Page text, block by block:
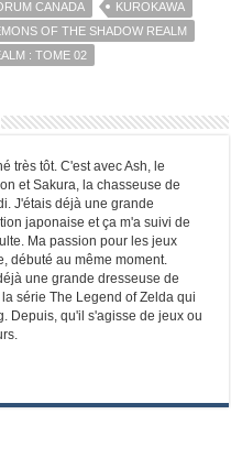
CANADA
KUROKAWA
OF THE SHADOW REALM
: TOME 02
très tôt. C'est avec Ash, le
et Sakura, la chasseuse de
J'étais déjà une grande
japonaise et ça m'a suivi de
Ma passion pour les jeux
débuté au même moment.
une grande dresseuse de
série The Legend of Zelda qui
Depuis, qu'il s'agisse de jeux ou